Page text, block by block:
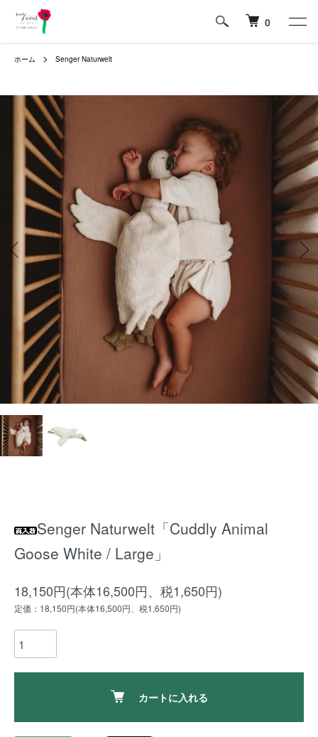
0
ホーム Senger Naturwelt
Senger Naturwelt「Cuddly Animal
Goose White / Large」
18,150円(本体16,500円、税1,650円)
定価：18,150円(本体16,500円、税1,650円)
カートに入れる